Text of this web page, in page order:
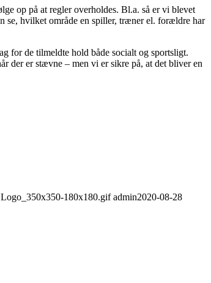
op på at regler overholdes. Bl.a. så er vi blevet
se, hvilket område en spiller, træner el. forældre har
for de tilmeldte hold både socialt og sportsligt.
der er stævne – men vi er sikre på, at det bliver en
180x180.gif admin2020-08-28